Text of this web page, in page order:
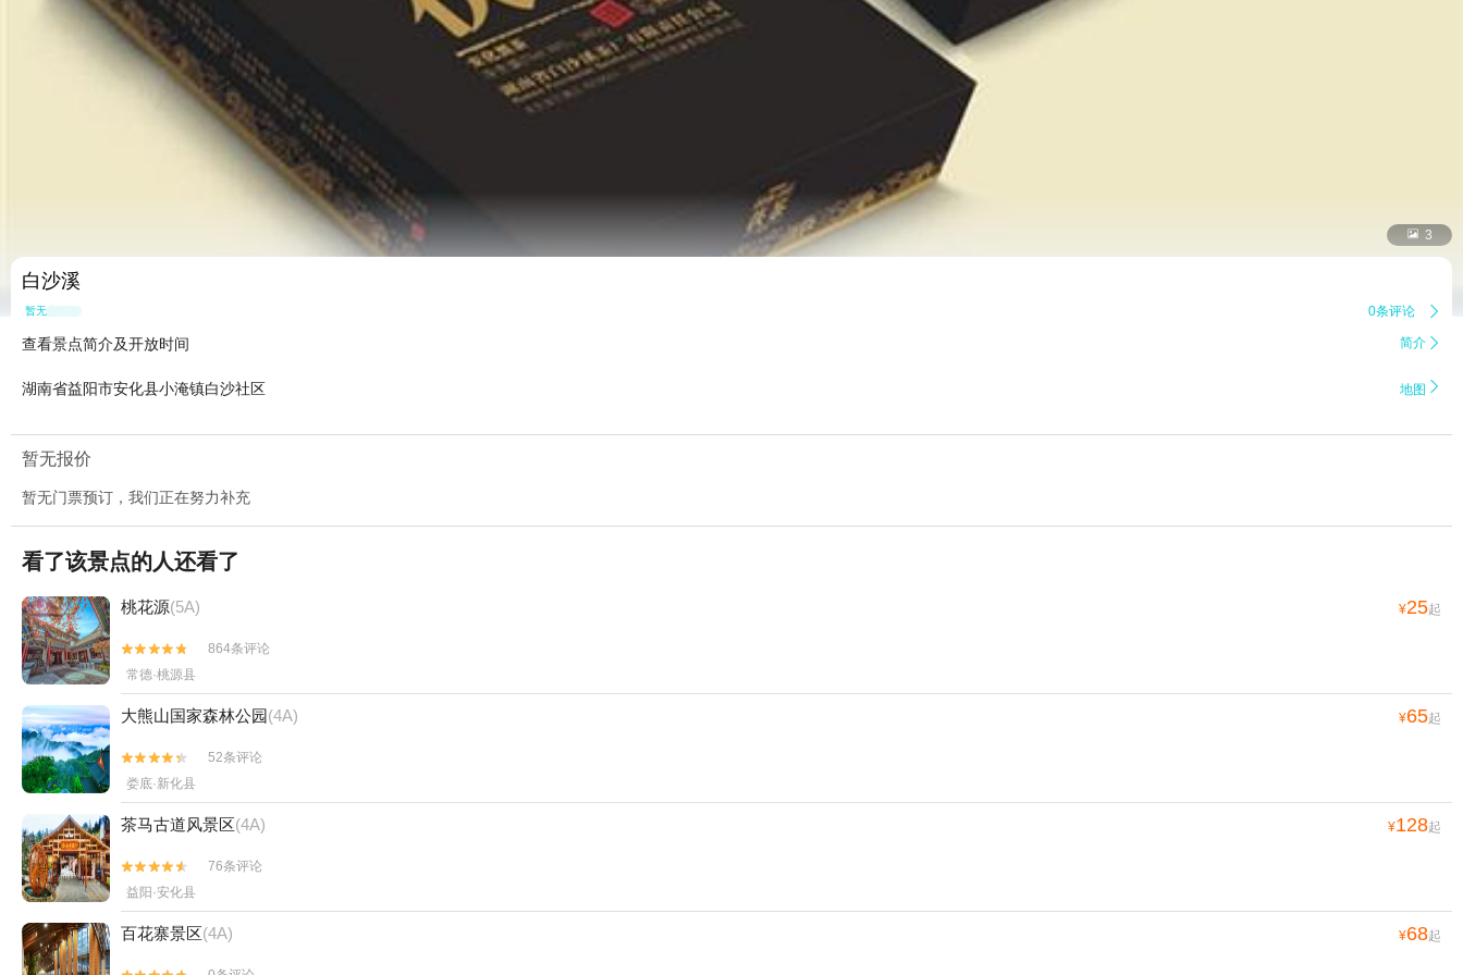
 3
白沙溪
暂无点评 0条评论 
查看景点简介及开放时间 简介 
湖南省益阳市安化县小淹镇白沙社区 地图 
暂无报价
暂无门票预订，我们正在努力补充
看了该景点的人还看了
桃花源(5A) ¥25起


864条评论
常德·桃源县
大熊山国家森林公园(4A) ¥65起


52条评论
娄底·新化县
茶马古道风景区(4A) ¥128起


76条评论
益阳·安化县
百花寨景区(4A) ¥68起